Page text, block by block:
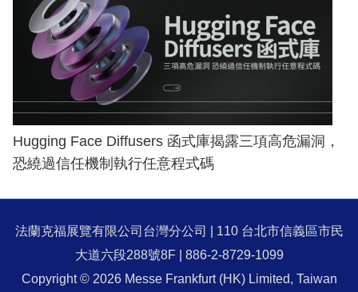
Hugging Face Diffusers 函式庫揭露三項高危漏洞，
恐繞過信任機制執行任意程式碼
法蘭克福展覽有限公司台灣分公司 | 110 台北市信義區市民
大道六段288號8F | 886-2-8729-1099
Copyright © 2026 Messe Frankfurt (HK) Limited, Taiwan